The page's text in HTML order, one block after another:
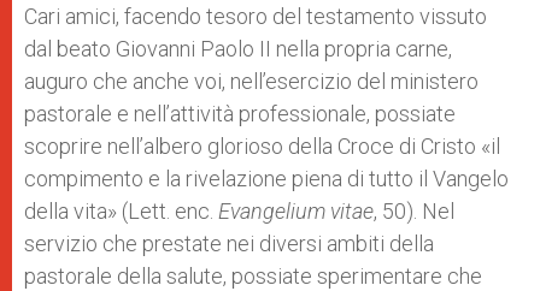
Cari amici, facendo tesoro del testamento vissuto
dal beato Giovanni Paolo II nella propria carne,
auguro che anche voi, nell’esercizio del ministero
pastorale e nell’attività professionale, possiate
scoprire nell’albero glorioso della Croce di Cristo «il
compimento e la rivelazione piena di tutto il Vangelo
della vita» (Lett. enc. Evangelium vitae, 50). Nel
servizio che prestate nei diversi ambiti della
pastorale della salute, possiate sperimentare che